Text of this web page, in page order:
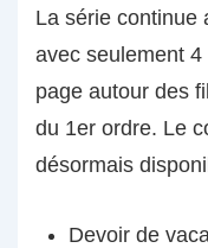
La série continue
avec seulement
page autour des
du 1er ordre. Le
désormais
Devoir de